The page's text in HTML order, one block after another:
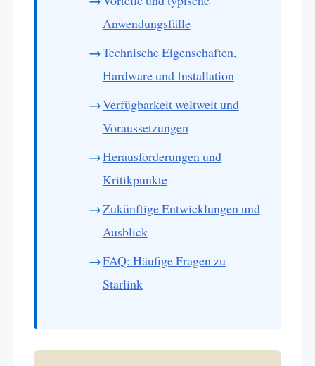
Anwendungsfälle
Technische Eigenschaften,
Hardware und Installation
Verfügbarkeit weltweit und
Voraussetzungen
Herausforderungen und
Kritikpunkte
Zukünftige Entwicklungen und
Ausblick
FAQ: Häufige Fragen zu
Starlink